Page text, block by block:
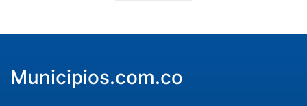
Municipios.com.co